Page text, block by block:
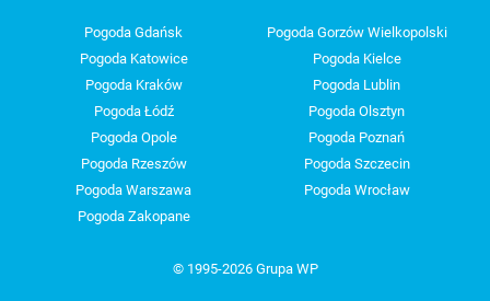
Pogoda Gdańsk
Pogoda Gorzów Wielkopolski
Pogoda Katowice
Pogoda Kielce
Pogoda Kraków
Pogoda Lublin
Pogoda Łódź
Pogoda Olsztyn
Pogoda Opole
Pogoda Poznań
Pogoda Rzeszów
Pogoda Szczecin
Pogoda Warszawa
Pogoda Wrocław
Pogoda Zakopane
© 1995-2026 Grupa WP